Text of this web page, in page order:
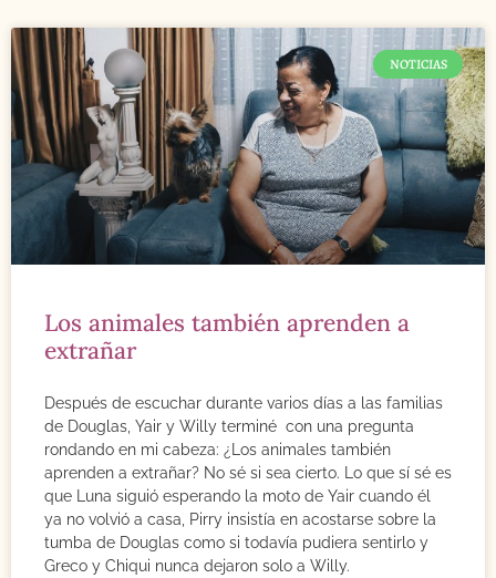
NOTICIAS
Los animales también aprenden a
extrañar
Después de escuchar durante varios días a las familias
de Douglas, Yair y Willy terminé con una pregunta
rondando en mi cabeza: ¿Los animales también
aprenden a extrañar? No sé si sea cierto. Lo que sí sé es
que Luna siguió esperando la moto de Yair cuando él
ya no volvió a casa, Pirry insistía en acostarse sobre la
tumba de Douglas como si todavía pudiera sentirlo y
Greco y Chiqui nunca dejaron solo a Willy.